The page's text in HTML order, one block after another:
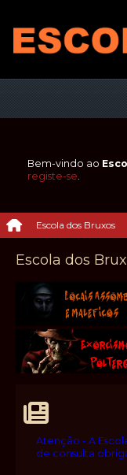
Bem-vindo ao
registe-se.
Escola dos Bruxos
Escola dos
Atenção - A
de consulta